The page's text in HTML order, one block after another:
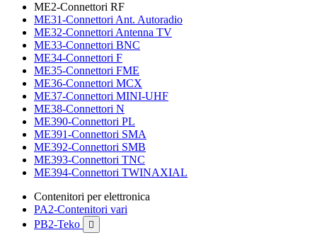
ME2-Connettori RF
ME31-Connettori Ant. Autoradio
ME32-Connettori Antenna TV
ME33-Connettori BNC
ME34-Connettori F
ME35-Connettori FME
ME36-Connettori MCX
ME37-Connettori MINI-UHF
ME38-Connettori N
ME390-Connettori PL
ME391-Connettori SMA
ME392-Connettori SMB
ME393-Connettori TNC
ME394-Connettori TWINAXIAL
Contenitori per elettronica
PA2-Contenitori vari
PB2-Teko
